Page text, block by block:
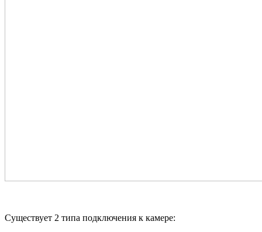
Существует 2 типа подключения к камере: